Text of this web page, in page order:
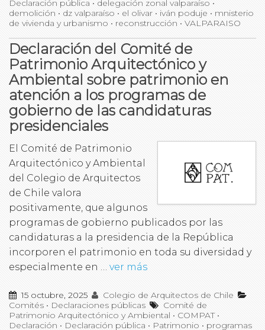
Declaración pública • delegación zonal valparaíso •
demolición • dz valparaíso • el olivar • iván poduje • mnisterio
de vivienda y urbanismo • reconstrucción • VALPARAISO
Declaración del Comité de
Patrimonio Arquitectónico y
Ambiental sobre patrimonio en
atención a los programas de
gobierno de las candidaturas
presidenciales
El Comité de Patrimonio
Arquitectónico y Ambiental
del Colegio de Arquitectos
de Chile valora
positivamente, que algunos
programas de gobierno publicados por las
candidaturas a la presidencia de la República
incorporen el patrimonio en toda su diversidad y
especialmente en … ver más
15 octubre, 2025
Colegio de Arquitectos de Chile
Comités • Declaraciones públicas
Comité de
Patrimonio Arquitectónico y Ambiental • COMPAT•
Declaración • Declaración pública • Patrimonio • programas